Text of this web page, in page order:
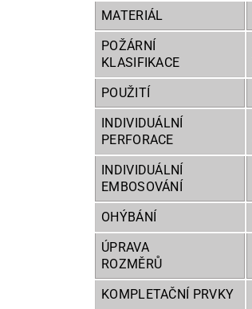
MATERIÁL
POŽÁRNÍ
KLASIFIKACE
POUŽITÍ
INDIVIDUÁLNÍ
PERFORACE
INDIVIDUÁLNÍ
EMBOSOVÁNÍ
OHÝBÁNÍ
ÚPRAVA
ROZMĚRŮ
KOMPLETAČNÍ PRVKY